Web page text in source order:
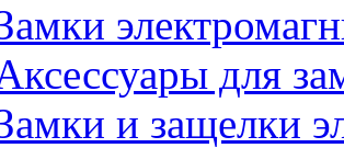
для
и защелки